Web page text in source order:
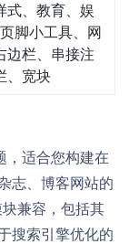
式、教育、娱
脚小工具、网
边栏、串接注
、宽块
，适合您构建在
志、博客网站的
兼容，包括其
搜索引擎优化的